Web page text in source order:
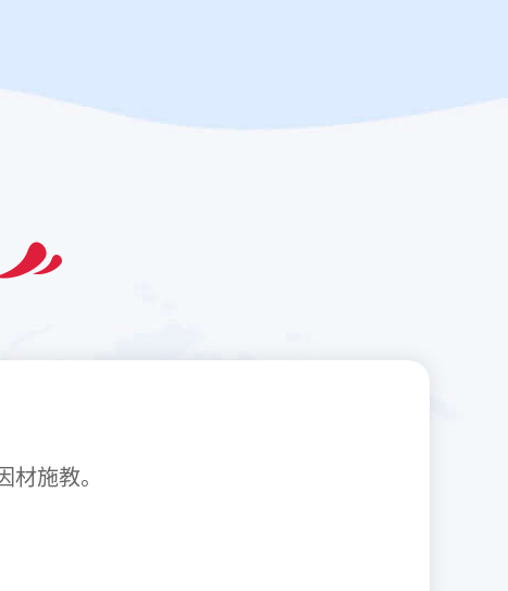
因材施教。